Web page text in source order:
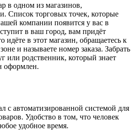
в одном из магазинов,
Список торговых точек, которые
компании появится у вас в
в ваш город, вам придёт
идёте в этот магазин, обращаетесь к
и называете номер заказа. Забрать
или родственник, который знает
оформлен.
с автоматизированной системой для
Удобство в том, что человек
удобное время.